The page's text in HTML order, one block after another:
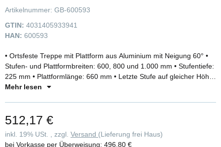
Artikelnummer: GB-600593
GTIN: 4031405933941
HAN: 600593
• Ortsfeste Treppe mit Plattform aus Aluminium mit Neigung 60° •
Stufen- und Plattformbreiten: 600, 800 und 1.000 mm • Stufentiefe:
225 mm • Plattformlänge: 660 mm • Letzte Stufe auf gleicher Höhe
wie Plattform montiert • Stufen- und Plattformausführung
mm mit verschraubten Verbindungselementen (Höhe: 1.100 mm)
serienmäßig • Zweiter Handlauf nach DIN EN ISO 14122-3
erforderlich und gegen Mehrpreis erhältlich • Stirnseitiges Geländer
Mehr lesen
512,17 €
inkl. 19% USt. , zzgl. Versand (Lieferung frei Haus)
bei Vorkasse per Überweisung: 496.80 €